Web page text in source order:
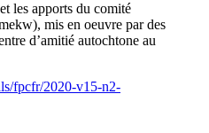
les apports du comité
mis en oeuvre par des
d’amitié autochtone au
fpcfr/2020-v15-n2-